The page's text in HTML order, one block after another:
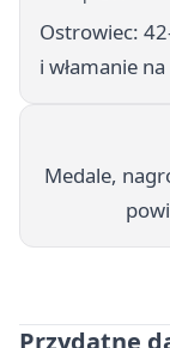
Ostrowiec:
i włamanie
Medale,
Przydatne